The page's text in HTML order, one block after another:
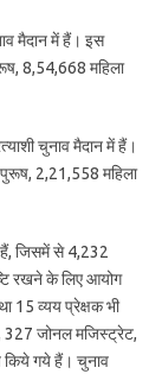
मैदान में हैं। इस
8,54,668 महिला
चुनाव मैदान में हैं।
2,21,558 महिला
जिसमें से 4,232
रखने के लिए आयोग
15 व्यय प्रेक्षक भी
जोनल मजिस्ट्रेट,
किये गये हैं। चुनाव